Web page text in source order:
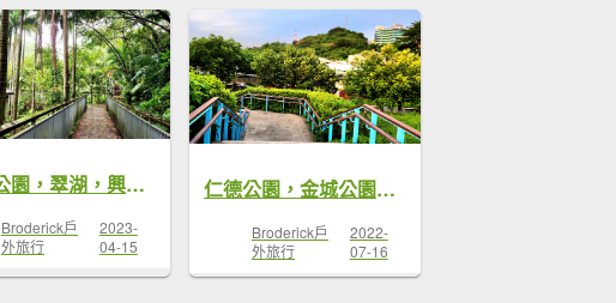
木柵公園，翠湖，興得綠色步道，瑠公公園，原野公園，馬公友誼運動公園
Broderick戶
外旅行
2023-
04-15
仁德公園，金城公園，大清水運動公園，青山公園，清和社區公園，中坑山東北峰（錦和運動公園），藤寮坑溝步道，瓦磘溝步道
Broderick戶
外旅行
2022-
07-16